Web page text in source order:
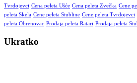
Tvrdojevci Cena peleta Ušće Cena peleta Zvečka Cene
peleta Skela Cene peleta Stubline Cene peleta Tvrdojevci
peleta Obrenovac Prodaja peleta Ratari Prodaja peleta
Ukratko